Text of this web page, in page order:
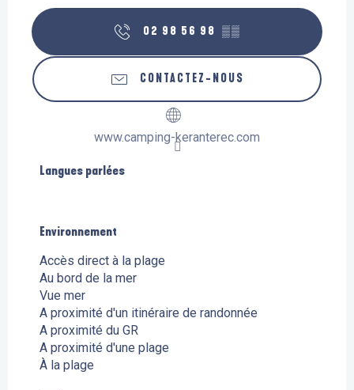
02 98 56 98 ▒▒
CONTACTEZ-NOUS
www.camping-keranterec.com
Langues parlées
Langues parlées
Environnement
Environnement
Accès direct à la plage
Au bord de la mer
Vue mer
A proximité d'un itinéraire de randonnée
A proximité du GR
A proximité d'une plage
À la plage